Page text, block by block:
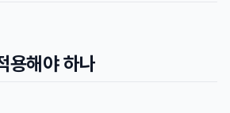
용해야 하나